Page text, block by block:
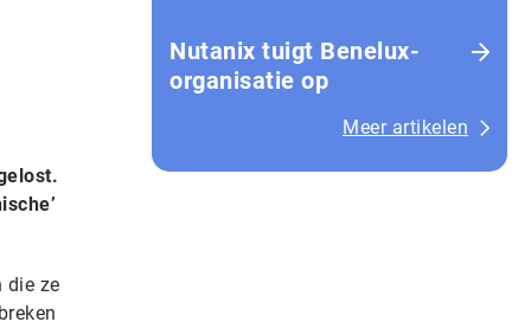
die ze
Nutanix tuigt Benelux-
organisatie op
Meer artikelen